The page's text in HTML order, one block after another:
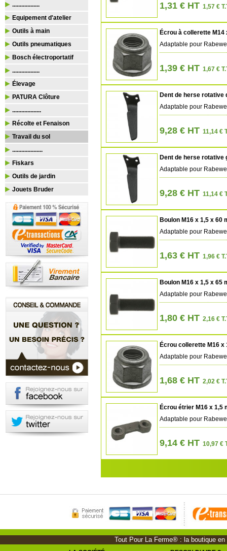
..................
Equipement d'atelier
Outils à main
Outils pneumatiques
Bosch électroportatif
..................
Élevage
PATURA Clôture
...................
Récolte et Fenaison
Travail du sol
....................
Fiskars
Outils de jardin
Jouets Bruder
1,31 € HT 1,57 €
Écrou à collerette M14
Adaptable pour
1,39 € HT 1,67 €
Dent de herse rotative
Adaptable pour
9,28 € HT 11,14 €
Dent de herse rotative
Adaptable pour
9,28 € HT 11,14 €
Boulon M16 x 1,5 x 60
Adaptable pour
1,63 € HT 1,96 €
Boulon M16 x 1,5 x 65
Adaptable pour
1,80 € HT 2,16 €
Écrou collerette M16 x
Adaptable pour
1,68 € HT 2,02 €
Écrou étrier M16 x 1,5
Adaptable pour
9,14 € HT 10,97 €
Tout Pour La Ferme® : la boutique